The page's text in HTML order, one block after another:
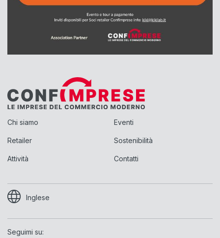
Chi siamo
Retailer
Attività
Eventi
Sostenibilità
Contatti
Inglese
Seguimi su: